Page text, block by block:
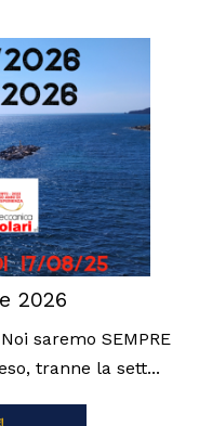
2026
saremo SEMPRE
tranne la sett...